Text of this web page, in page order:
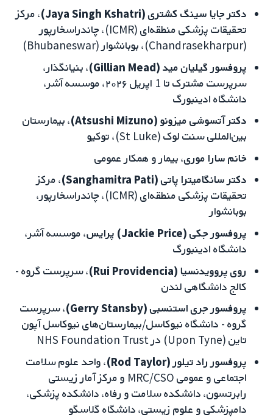
دکتر جایا سینگ کشتری (Jaya Singh Kshatri)
، مرکز
تحقیقات پزشکی منطقه‌ای (ICMR)، چاندراسخارپور
(Chandrasekharpur)، بوبانشوار (Bhubaneswar)
پروفسور گیلیان مید (Gillian Mead)
، بنیانگذار،
سرپرست مشترک تا 1 اپریل ۲۰۲۶، موسسه آشر،
دانشگاه ادینبورگ
دکتر آتسوشی میزونو (Atsushi Mizuno)
، بیمارستان
بین‌المللی سنت لوک (St Luke)، توکیو
خانم سارا موری، بیمار و همکار عمومی
دکتر سانگامیترا پاتی (Sanghamitra Pati)
، مرکز
تحقیقات پزشکی منطقه‌ای (ICMR)، چاندراسخارپور،
بوبانشوار
پروفسور جکی (Jackie Price) پرایس
، موسسه آشر،
دانشگاه ادینبورگ
روی پروویدنسیا (Rui Providencia)
، سرپرست گروه -
کالج دانشگاهی لندن
پروفسور جری استنسبی (Gerry Stansby)
، سرپرست
گروه - دانشگاه نیوکاسل/بیمارستان‌های نیوکاسل آپون
تاین (Upon Tyne) در NHS Foundation Trust
پروفسور راد تیلور (Rod Taylor)
، واحد علوم سلامت
اجتماعی و عمومی MRC/CSO و مرکز آمار زیستی
رابرتسون، دانشکده سلامت و رفاه، دانشکده پزشکی،
دامپزشکی و علوم زیستی، دانشگاه گلاسگو